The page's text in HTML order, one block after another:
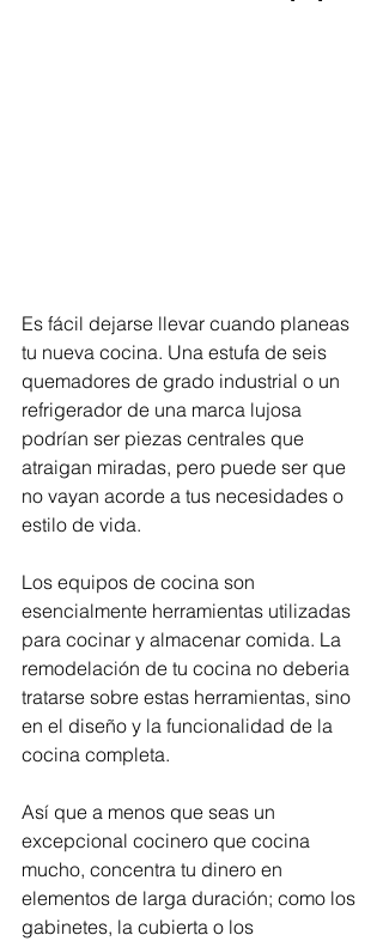
Es fácil dejarse llevar cuando planeas
tu nueva cocina. Una estufa de seis
quemadores de grado industrial o un
refrigerador de una marca lujosa
podrían ser piezas centrales que
atraigan miradas, pero puede ser que
no vayan acorde a tus necesidades o
estilo de vida.
Los equipos de cocina son
esencialmente herramientas utilizadas
para cocinar y almacenar comida. La
remodelación de tu cocina no deberia
tratarse sobre estas herramientas, sino
en el diseño y la funcionalidad de la
cocina completa.
Así que a menos que seas un
excepcional cocinero que cocina
mucho, concentra tu dinero en
elementos de larga duración; como los
gabinetes, la cubierta o los